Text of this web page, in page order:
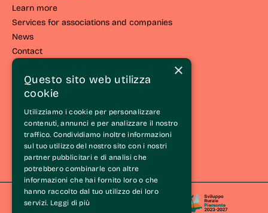
Learn more
Services for associations and companies
News
Contact
LIVING THE LANGHE
Live the route
Events and initiatives
Experiences
Itineraries
Wine Tasting Experience®
The Langhe
×
Questo sito web utilizza
cookie
Utilizziamo i cookie per personalizzare
contenuti, annunci e per analizzare il nostro
traffico. Condividiamo inoltre informazioni
sul tuo utilizzo del nostro sito con i nostri
partner pubblicitari e di analisi che
potrebbero combinarle con altre
informazioni che hai fornito loro o che
hanno raccolto dal tuo utilizzo dei loro
servizi. Leggi di più